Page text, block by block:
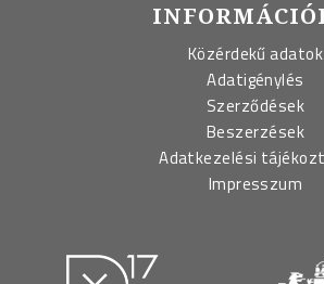
Közérdekű adatok
Adatigénylés
Szerződések
Beszerzések
Adatkezelési
Impresszum